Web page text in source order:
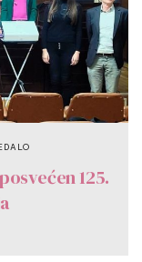
125.